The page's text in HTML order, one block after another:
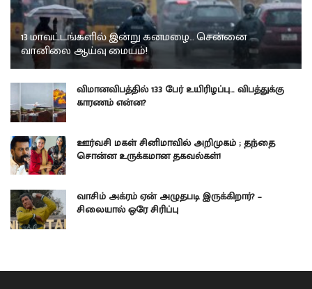
13 மாவட்டங்களில் இன்று கனமழை… சென்னை
வானிலை ஆய்வு மையம்!
விமானவிபத்தில் 133 பேர் உயிரிழப்பு… விபத்துக்கு
காரணம் என்ன?
ஊர்வசி மகள் சினிமாவில் அறிமுகம் ; தந்தை
சொன்ன உருக்கமான தகவல்கள்!
வாசிம் அக்ரம் ஏன் அழுதபடி இருக்கிறார்? –
சிலையால் ஒரே சிரிப்பு